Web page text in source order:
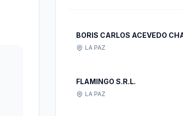
BORIS CARLOS ACEVEDO
LA PAZ
FLAMINGO S.R.L.
LA PAZ